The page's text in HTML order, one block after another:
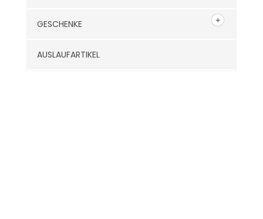
GESCHENKE
AUSLAUFARTIKEL